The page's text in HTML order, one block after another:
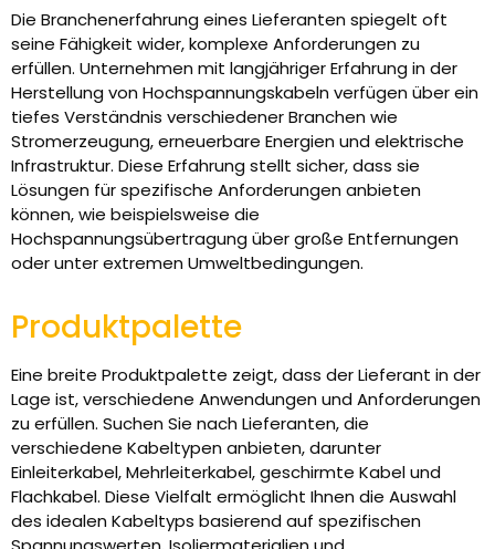
Die Branchenerfahrung eines Lieferanten spiegelt oft
seine Fähigkeit wider, komplexe Anforderungen zu
erfüllen. Unternehmen mit langjähriger Erfahrung in der
Herstellung von Hochspannungskabeln verfügen über ein
tiefes Verständnis verschiedener Branchen wie
Stromerzeugung, erneuerbare Energien und elektrische
Infrastruktur. Diese Erfahrung stellt sicher, dass sie
Lösungen für spezifische Anforderungen anbieten
können, wie beispielsweise die
Hochspannungsübertragung über große Entfernungen
oder unter extremen Umweltbedingungen.
Produktpalette
Eine breite Produktpalette zeigt, dass der Lieferant in der
Lage ist, verschiedene Anwendungen und Anforderungen
zu erfüllen. Suchen Sie nach Lieferanten, die
verschiedene Kabeltypen anbieten, darunter
Einleiterkabel, Mehrleiterkabel, geschirmte Kabel und
Flachkabel. Diese Vielfalt ermöglicht Ihnen die Auswahl
des idealen Kabeltyps basierend auf spezifischen